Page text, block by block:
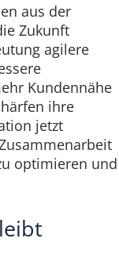
aus der
Zukunft
agilere
Kundennähe
ihre
jetzt
optimieren und